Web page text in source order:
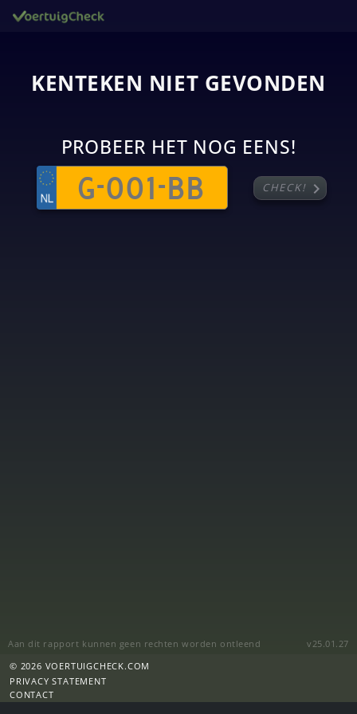
KENTEKEN NIET GEVONDEN
PROBEER HET NOG EENS!
CHECK! chevron_right
Aan dit rapport kunnen geen rechten worden ontleend
v25.01.27
© 2026 VOERTUIGCHECK.COM
PRIVACY STATEMENT
CONTACT